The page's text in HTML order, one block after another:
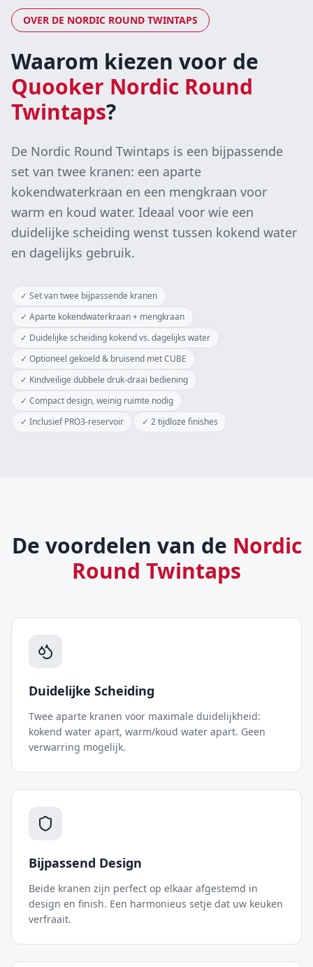
OVER DE NORDIC ROUND TWINTAPS
Waarom kiezen voor de
Quooker Nordic Round
Twintaps?
De Nordic Round Twintaps is een bijpassende
set van twee kranen: een aparte
kokendwaterkraan en een mengkraan voor
warm en koud water. Ideaal voor wie een
duidelijke scheiding wenst tussen kokend water
en dagelijks gebruik.
✓ Set van twee bijpassende kranen
✓ Aparte kokendwaterkraan + mengkraan
✓ Duidelijke scheiding kokend vs. dagelijks water
✓ Optioneel gekoeld & bruisend met CUBE
✓ Kindveilige dubbele druk-draai bediening
✓ Compact design, weinig ruimte nodig
✓ Inclusief PRO3-reservoir ✓ 2 tijdloze finishes
De voordelen van de Nordic
Round Twintaps
Duidelijke Scheiding
Twee aparte kranen voor maximale duidelijkheid:
kokend water apart, warm/koud water apart. Geen
verwarring mogelijk.
Bijpassend Design
Beide kranen zijn perfect op elkaar afgestemd in
design en finish. Een harmonieus setje dat uw keuken
verfraait.